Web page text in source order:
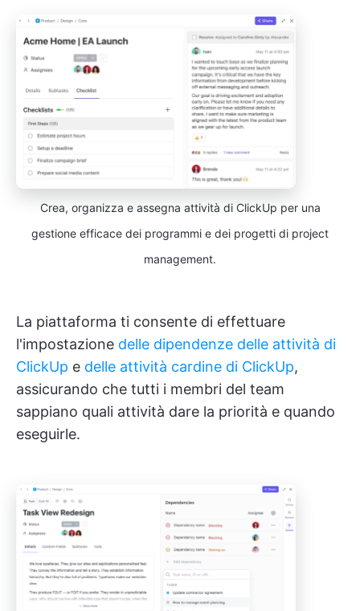
Crea, organizza e assegna attività di ClickUp per una
gestione efficace dei programmi e dei progetti di project
management.
La piattaforma ti consente di effettuare
l'impostazione delle dipendenze delle attività di
ClickUp e delle attività cardine di ClickUp,
assicurando che tutti i membri del team
sappiano quali attività dare la priorità e quando
eseguirle.